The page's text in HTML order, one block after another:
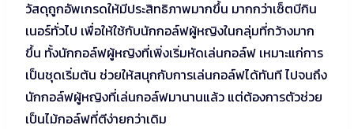
วัสดุถูกอัพเกรดให้มีประสิทธิภาพมากขึ้น มากกว่าเซ็ตบีกิน
เนอร์ทั่วไป เพื่อให้ใช้กับนักกอล์ฟผู้หญิงในกลุ่มที่กว้างมาก
ขึ้น ทั้งนักกอล์ฟผู้หญิงที่เพิ่งเริ่มหัดเล่นกอล์ฟ เหมาะแก่การ
เป็นชุดเริ่มต้น ช่วยให้สนุกกับการเล่นกอล์ฟได้ทันที ไปจนถึง
นักกอล์ฟผู้หญิงที่เล่นกอล์ฟมานานแล้ว แต่ต้องการตัวช่วย
เป็นไม้กอล์ฟที่ตีง่ายกว่าเดิม